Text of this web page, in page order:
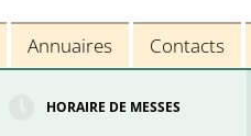
Annuaires Contacts
HORAIRE DE MESSES